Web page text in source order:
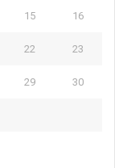
15 16
22 23
29 30